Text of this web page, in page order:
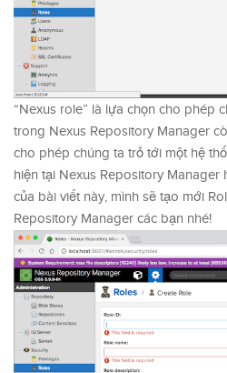
“Nexus role” là lựa chọn cho phép
trong Nexus Repository Manager
cho phép chúng ta trỏ tới một hệ
hiện tại Nexus Repository Manager
của bài viết này, mình sẽ tạo mới
Repository Manager các bạn nhé!